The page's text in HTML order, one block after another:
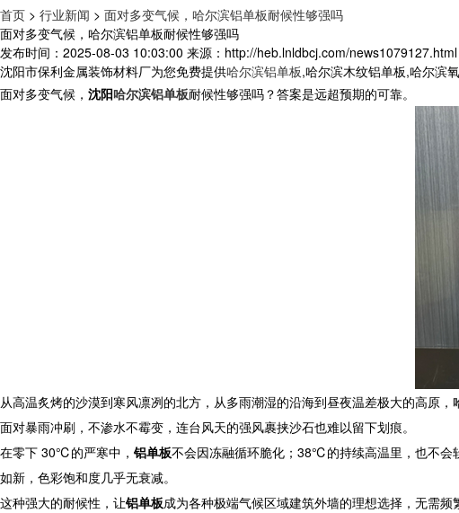
首页 > 行业新闻 > 面对多变气候，哈尔滨铝单板耐候性够强吗
面对多变气候，哈尔滨铝单板耐候性够强吗
发布时间：2025-08-03 10:03:00 来源：http://heb.lnldbcj.com/news1079127.html
沈阳市保利金属装饰材料厂为您免费提供哈尔滨铝单板,哈尔滨木纹铝单板,哈尔滨
面对多变气候， 沈阳哈尔滨铝单板耐候性够强吗？答案是远超预期的可靠。​
从高温炙烤的沙漠到寒风凛冽的北方，从多雨潮湿的沿海到昼夜温差极大的高原，
面对暴雨冲刷，不渗水不霉变，连台风天的强风裹挟沙石也难以留下划痕。​
在零下 30℃的严寒中， 铝单板不会因冻融循环脆化；38℃的持续高温里，也不
如新，色彩饱和度几乎无衰减。​
这种强大的耐候性，让铝单板成为各种极端气候区域建筑外墙的理想选择，无需